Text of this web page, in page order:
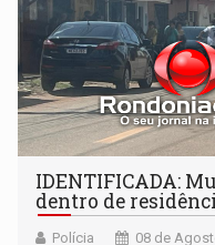
IDENTIFICADA:
dentro de
Polícia 08 de